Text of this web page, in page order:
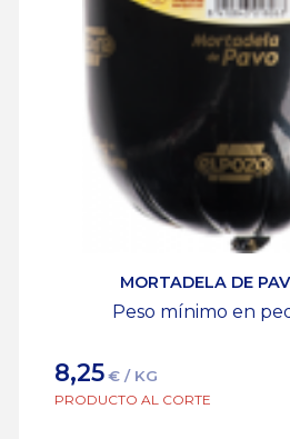
MORTADELA DE
Peso mínimo en
8,25 € / KG
PRODUCTO AL CORTE